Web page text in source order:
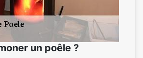
un poêle ?